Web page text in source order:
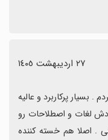
مشکل نبوده، هرچند
است و مشکلات رفع
٢٧ اردیبهشت ١٤٠٥